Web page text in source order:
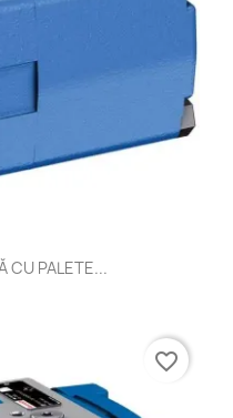
CU PALETE...
favorite_border